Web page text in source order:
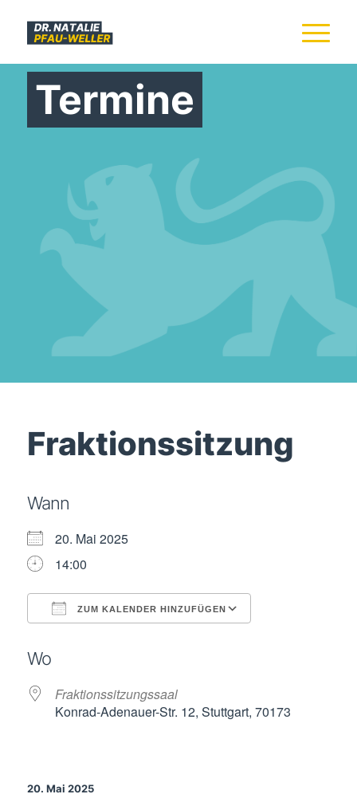
Termine
Fraktionssitzung
Wann
20. Mai 2025
14:00
ZUM KALENDER HINZUFÜGEN
Wo
Fraktionssitzungssaal
Konrad-Adenauer-Str. 12, Stuttgart, 70173
20. Mai 2025